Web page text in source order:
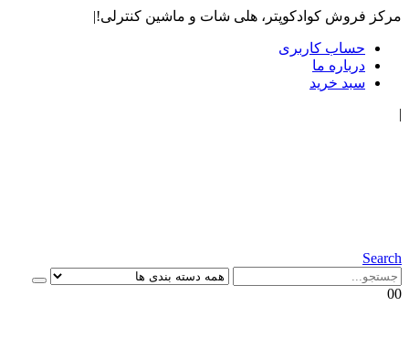
مرکز فروش کوادکوپتر، هلی شات و ماشین کنترلی!|
حساب کاربری
درباره ما
سبد خرید
|
Search
00